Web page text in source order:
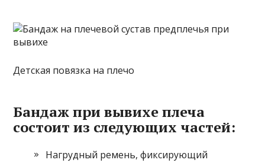
Детская повязка на плечо
Бандаж при вывихе плеча
состоит из следующих частей:
Нагрудный ремень, фиксирующий